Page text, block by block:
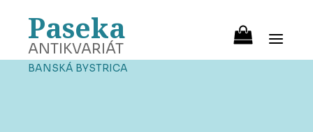
Paseka
ANTIKVARIÁT
BANSKÁ BYSTRICA